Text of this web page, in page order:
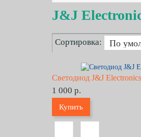
J&J
Сортировка:
Светодиод J&J
1 000 р.
Купить